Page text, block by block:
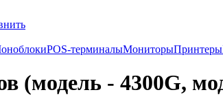
POS-терминалыМониторыПринтеры
(модель - 4300G,